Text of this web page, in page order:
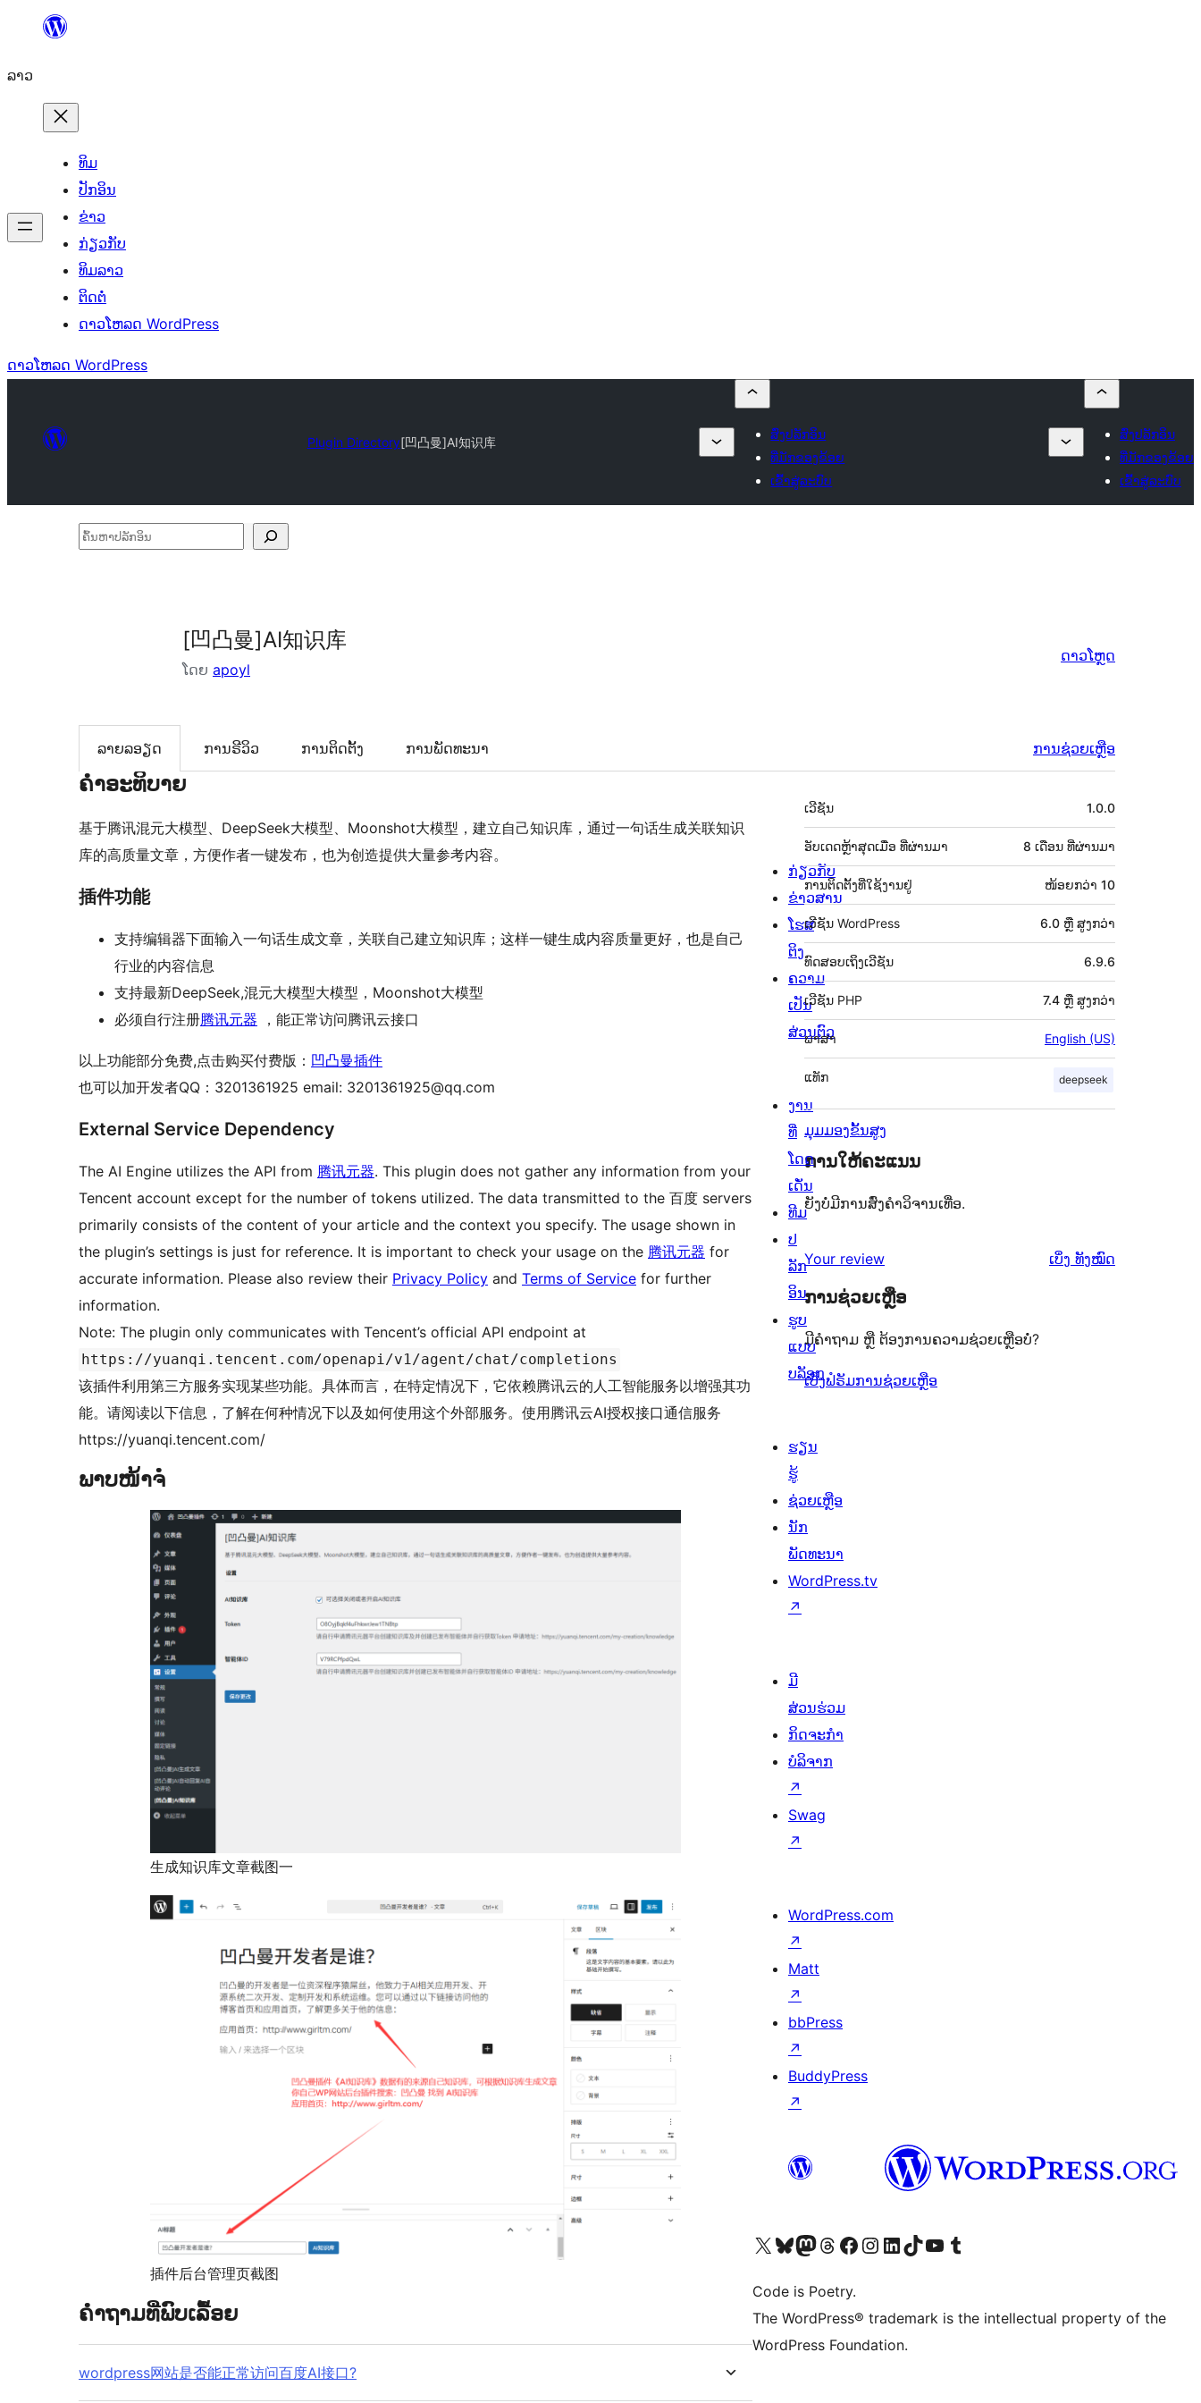
ທີ່
ເນື້ອຫາ
ລາວ
ທິມ
ປັກອິນ
ຂ່າວ
ກ່ຽວກັບ
ທິມລາວ
ຕິດຕໍ່
ດາວໂຫລດ WordPress
ດາວໂຫລດ WordPress
Plugin Directory[凹凸曼]AI知识库
ສົ່ງປລັກອິນ
ທີ່ມັກຂອງຂ້ອຍ
ເຂົ້າສູ່ລະບົບ
ສົ່ງປລັກອິນ
ທີ່ມັກຂອງຂ້ອຍ
ເຂົ້າສູ່ລະບົບ
ຄົ້ນ
[凹凸曼]AI知识库
ໂດຍ apoyl
ດາວໂຫຼດ
ລາຍລອຽດ ການຣີວິວ ການຕິດຕັ້ງ ການພັດທະນາ ການຊ່ວຍເຫຼືອ
ຄຳອະທິບາຍ
基于腾讯混元大模型、DeepSeek大模型、Moonshot大模型，建立自己知识库，通过一句话生成关联知识
库的高质量文章，方便作者一键发布，也为创造提供大量参考内容。
插件功能
支持编辑器下面输入一句话生成文章，关联自己建立知识库；这样一键生成内容质量更好，也是自己
行业的内容信息
支持最新DeepSeek,混元大模型大模型，Moonshot大模型
必须自行注册腾讯元器 ，能正常访问腾讯云接口
以上功能部分免费,点击购买付费版： 凹凸曼插件
也可以加开发者QQ：3201361925 email: 3201361925@qq.com
External Service Dependency
The AI Engine utilizes the API from 腾讯元器. This plugin does not gather any information from your
Tencent account except for the number of tokens utilized. The data transmitted to the 百度 servers
primarily consists of the content of your article and the context you specify. The usage shown in
the plugin’s settings is just for reference. It is important to check your usage on the 腾讯元器 for
accurate information. Please also review their Privacy Policy and Terms of Service for further
information.
Note: The plugin only communicates with Tencent’s official API endpoint at
https://yuanqi.tencent.com/openapi/v1/agent/chat/completions
该插件利用第三方服务实现某些功能。具体而言，在特定情况下，它依赖腾讯云的人工智能服务以增强其功
能。请阅读以下信息，了解在何种情况下以及如何使用这个外部服务。使用腾讯云AI授权接口通信服务
https://yuanqi.tencent.com/
ພາບໜ້າຈໍ
生成知识库文章截图一
插件后台管理页截图
ຄຳຖາມທີ່ພົບເລື້ອຍ
wordpress网站是否能正常访问百度AI接口?
ຂໍ້ມູນ
ກຳກັບ
(Meta)
ເວີຊັນ 1.0.0
ອັບເດດຫຼ້າສຸດເມື່ອ 8 ເດືອນ ທີ່ຜ່ານມາ
ທີ່ຜ່ານມາ
ການຕິດຕັ້ງທີ່ໃຊ້ງານຢູ່ ໜ້ອຍກວ່າ 10
ເວີຊັນ WordPress 6.0 ຫຼື ສູງກວ່າ
ທົດສອບເຖິງເວີຊັນ 6.9.6
ເວີຊັນ PHP 7.4 ຫຼື ສູງກວ່າ
ພາສາ English (US)
ແທັກ deepseek
ມຸມມອງຂັ້ນສູງ
ການໃຫ້ຄະແນນ
ຍັງບໍ່ມີການສົ່ງຄຳວິຈານເທື່ອ.
Your review ເບິ່ງ ຄຳ
ທັງໝົດ
ການຊ່ວຍເຫຼືອ
ມີຄຳຖາມ ຫຼື ຕ້ອງການຄວາມຊ່ວຍເຫຼືອບໍ່?
ເບິ່ງຟໍຣັມການຊ່ວຍເຫຼືອ
ກ່ຽວກັບ
ຂ່າວສານ
ໂຮສ
ຕິງ
ຄວາມ
ເປັນ
ສ່ວນຕົວ
ງານ
ທີ່
ໂດດ
ເດັ່ນ
ທີມ
ປ
ລັກ
ອິນ
ຮູບ
ແບບ
ບລັອກ
ຮຽນ
ຮູ້
ຊ່ວຍເຫຼືອ
ນັກ
ພັດທະນາ
WordPress.tv
↗
ມີ
ສ່ວນຮ່ວມ
ກິດຈະກຳ
ບໍລິຈາກ
↗
Swag
↗
WordPress.com
↗
Matt
↗
bbPress
↗
BuddyPress
↗
ຢ້ຽມຊົມບັນຊີ X (ຊື່ເກົ່າ Twitter) ຂອງພວກເຮົາຢ້ຽມຊົມບັນຊີ Bluesky ຂອງພວກເຮົາຢ້ຽມຊົມບັນຊີ Mastodon ຂອງພວກເຮົາຢ້ຽມຊົມບັນຊີ Threads ຂອງພວກເຮົາຢ້ຽມຊົມໜ້າ Facebook ຂອງພວກເຮົາຢ້ຽມຊົມບັນຊີ Instagram ຂອງພວກເຮົາຢ້ຽມຊົມບັນຊີ LinkedIn ຂອງພວກເຮົາຢ້ຽມຊົມບັນຊີ TikTok ຂອງພວກເຮົາຢ້ຽມຊົມຊ່ອງ YouTube ຂອງພວກເຮົາຢ້ຽມຊົມບັນຊີ Tumblr ຂອງພວກເຮົາ
Code is Poetry.
The WordPress® trademark is the intellectual property of the
WordPress Foundation.